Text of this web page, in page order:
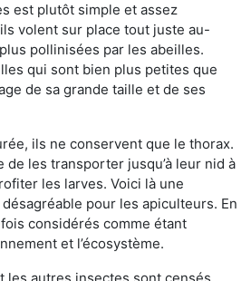
est plutôt simple et assez
volent sur place tout juste au-
pollinisées par les abeilles.
qui sont bien plus petites que
de sa grande taille et de ses
ils ne conservent que le thorax.
de les transporter jusqu’à leur nid à
les larves. Voici là une
pour les apiculteurs. En
considérés comme étant
et l’écosystème.